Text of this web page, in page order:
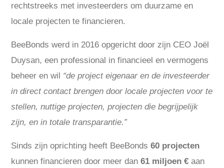
rechtstreeks met investeerders om duurzame en
locale projecten te financieren.
BeeBonds werd in 2016 opgericht door zijn CEO Joël
Duysan, een professional in financieel en vermogens
beheer en wil “de project eigenaar en de investeerder
in direct contact brengen door locale projecten voor te
stellen, nuttige projecten, projecten die begrijpelijk
zijn, en in totale transparantie.”
Sinds zijn oprichting heeft BeeBonds60 projecten
kunnen financieren door meer dan61 miljoen € aan